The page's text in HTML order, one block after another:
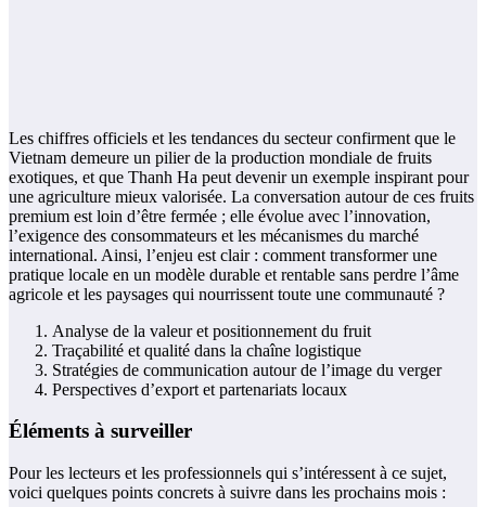
Les chiffres officiels et les tendances du secteur confirment que le
Vietnam demeure un pilier de la production mondiale de fruits
exotiques, et que Thanh Ha peut devenir un exemple inspirant pour
une agriculture mieux valorisée. La conversation autour de ces fruits
premium est loin d’être fermée ; elle évolue avec l’innovation,
l’exigence des consommateurs et les mécanismes du marché
international. Ainsi, l’enjeu est clair : comment transformer une
pratique locale en un modèle durable et rentable sans perdre l’âme
agricole et les paysages qui nourrissent toute une communauté ?
Analyse de la valeur et positionnement du fruit
Traçabilité et qualité dans la chaîne logistique
Stratégies de communication autour de l’image du verger
Perspectives d’export et partenariats locaux
Éléments à surveiller
Pour les lecteurs et les professionnels qui s’intéressent à ce sujet,
voici quelques points concrets à suivre dans les prochains mois :